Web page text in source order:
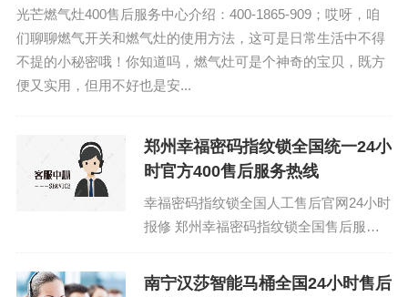
光芒燃气灶400售后服务中心介绍：400-1865-909；哎呀，咱
们聊聊燃气开关和燃气灶的使用方法，这可是日常生活中不得
不提的小秘密哦！你知道吗，燃气灶可是个神奇的宝贝，既方
便又实用，但用不好也是安...
郑州幸福密码指纹锁全国统一24小
时官方400售后服务热线
幸福密码指纹锁全国人工售后官网24小时
报修 郑州幸福密码指纹锁全国售后服务
可拨打）...
南宁汉莎智能马桶全国24小时售后